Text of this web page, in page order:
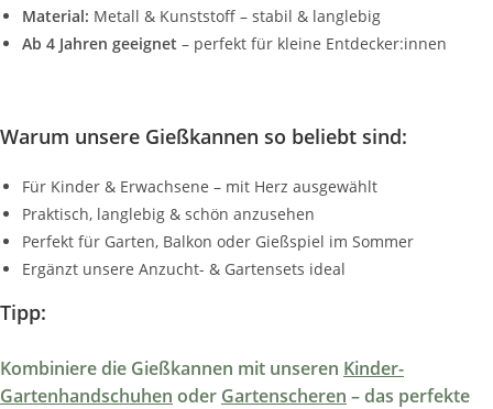
Material: Metall & Kunststoff – stabil & langlebig
Ab 4 Jahren geeignet – perfekt für kleine Entdecker:innen
Warum unsere Gießkannen so beliebt sind:
Für Kinder & Erwachsene – mit Herz ausgewählt
Praktisch, langlebig & schön anzusehen
Perfekt für Garten, Balkon oder Gießspiel im Sommer
Ergänzt unsere Anzucht- & Gartensets ideal
Tipp:
Kombiniere die Gießkannen mit unseren Kinder-
Gartenhandschuhen oder Gartenscheren – das perfekte